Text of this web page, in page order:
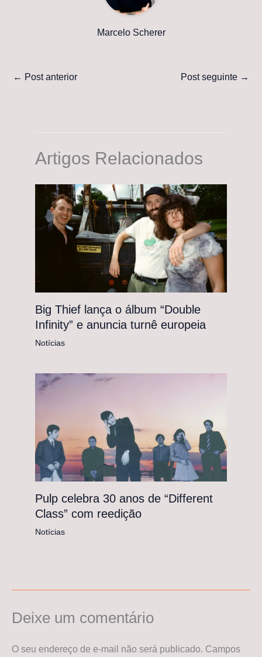
Marcelo Scherer
← Post anterior Post seguinte →
Artigos Relacionados
Big Thief lança o álbum “Double
Infinity” e anuncia turnê europeia
Notícias
Pulp celebra 30 anos de “Different
Class” com reedição
Notícias
Deixe um comentário
O seu endereço de e-mail não será publicado. Campos